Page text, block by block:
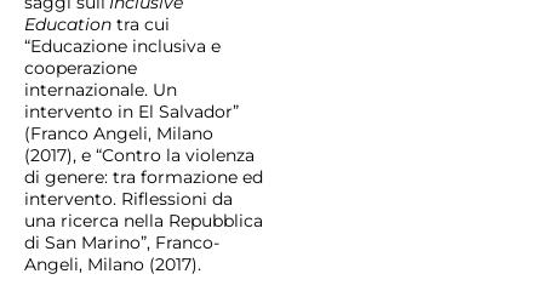
Education tra cui
“Educazione inclusiva e
cooperazione
internazionale. Un
intervento in El Salvador”
(Franco Angeli, Milano
(2017), e “Contro la violenza
di genere: tra formazione ed
intervento. Riflessioni da
una ricerca nella Repubblica
di San Marino”, Franco-
Angeli, Milano (2017).